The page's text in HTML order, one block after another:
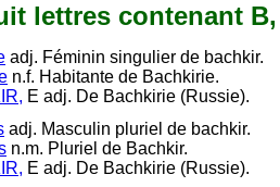
lettres contenant
adj. Féminin singulier de bachkir.
n.f. Habitante de Bachkirie.
E adj. De Bachkirie (Russie).
adj. Masculin pluriel de bachkir.
n.m. Pluriel de Bachkir.
E adj. De Bachkirie (Russie).